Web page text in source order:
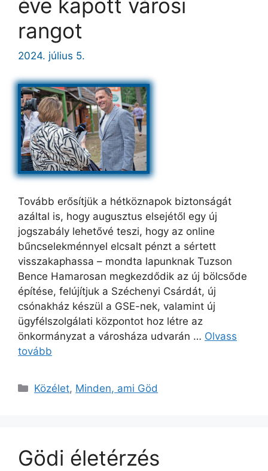
éve kapott városi
rangot
2024. július 5.
Tovább erősítjük a hétköznapok biztonságát
azáltal is, hogy augusztus elsejétől egy új
jogszabály lehetővé teszi, hogy az online
bűncselekménnyel elcsalt pénzt a sértett
visszakaphassa – mondta lapunknak Tuzson
Bence Hamarosan megkezdődik az új bölcsőde
építése, felújítjuk a Széchenyi Csárdát, új
csónakház készül a GSE-nek, valamint új
ügyfélszolgálati központot hoz létre az
önkormányzat a városháza udvarán … Olvass
tovább
Kategória
Közélet, Minden, ami Göd
Gödi életérzés